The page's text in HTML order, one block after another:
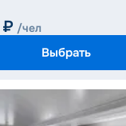
₽ /чел
Выбрать